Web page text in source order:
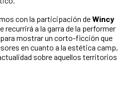
con la participación deWincy
recurrirá a la garra de la performer
mostrar un corto-ficción que
en cuanto a la estética camp,
sobre aquellos territorios